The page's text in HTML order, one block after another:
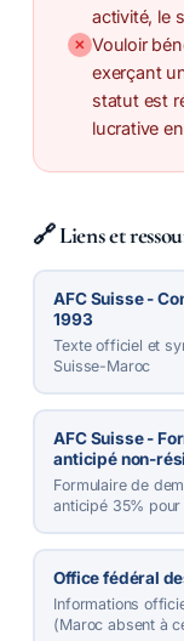
activité, le
✕ Vouloir
exerçant
statut est
lucrative
🔗 Liens et
AFC Suisse -
1993
Texte officiel et
Suisse-Maroc
AFC Suisse -
anticipé non-
Formulaire de
anticipé 35%
Office fédéral
Informations
(Maroc absent à